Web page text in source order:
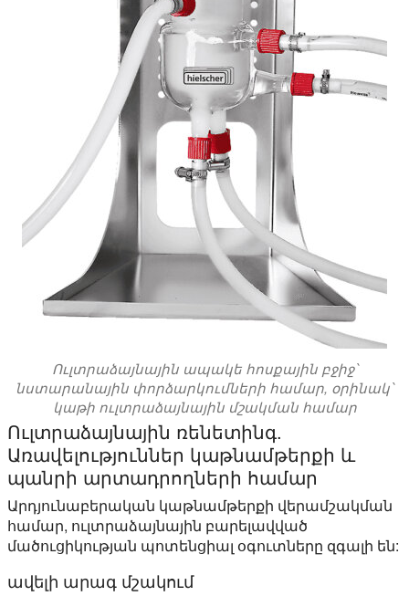
Ուլտրաձայնային ապակե հոսքային բջիջ՝
նստարանային փորձարկումների համար, օրինակ՝
կաթի ուլտրաձայնային մշակման համար
Ուլտրաձայնային ռենետինգ.
Առավելություններ կաթնամթերքի և
պանրի արտադրողների համար
Արդյունաբերական կաթնամթերքի վերամշակման
համար, ուլտրաձայնային բարելավված
մածուցիկության պոտենցիալ օգուտները զգալի են:
ավելի արագ մշակում